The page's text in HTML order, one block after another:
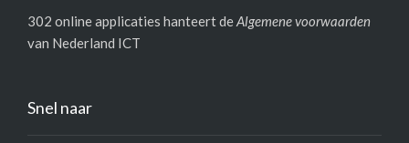
302 online applicaties hanteert deAlgemene voorwaarden
van Nederland ICT
Snel naar